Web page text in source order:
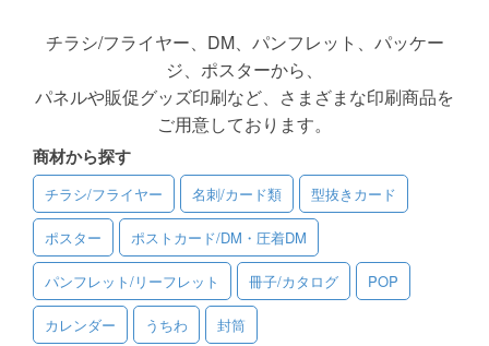
フルデザイン
データ修正
写真からイラスト作成
デザイン制作例
ご利用料金
ご利用ガイド
ご利用の流れ
チラシ/フライヤー、DM、パンフレット、パッケー
ジ、ポスターから、
パネルや販促グッズ印刷など、さまざまな印刷商品を
ご用意しております。
商材から探す
チラシ/フライヤー 名刺/カード類 型抜きカード
ポスター ポストカード/DM・圧着DM
パンフレット/リーフレット 冊子/カタログ POP
カレンダー うちわ 封筒